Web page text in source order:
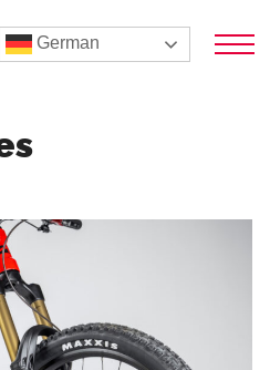
German